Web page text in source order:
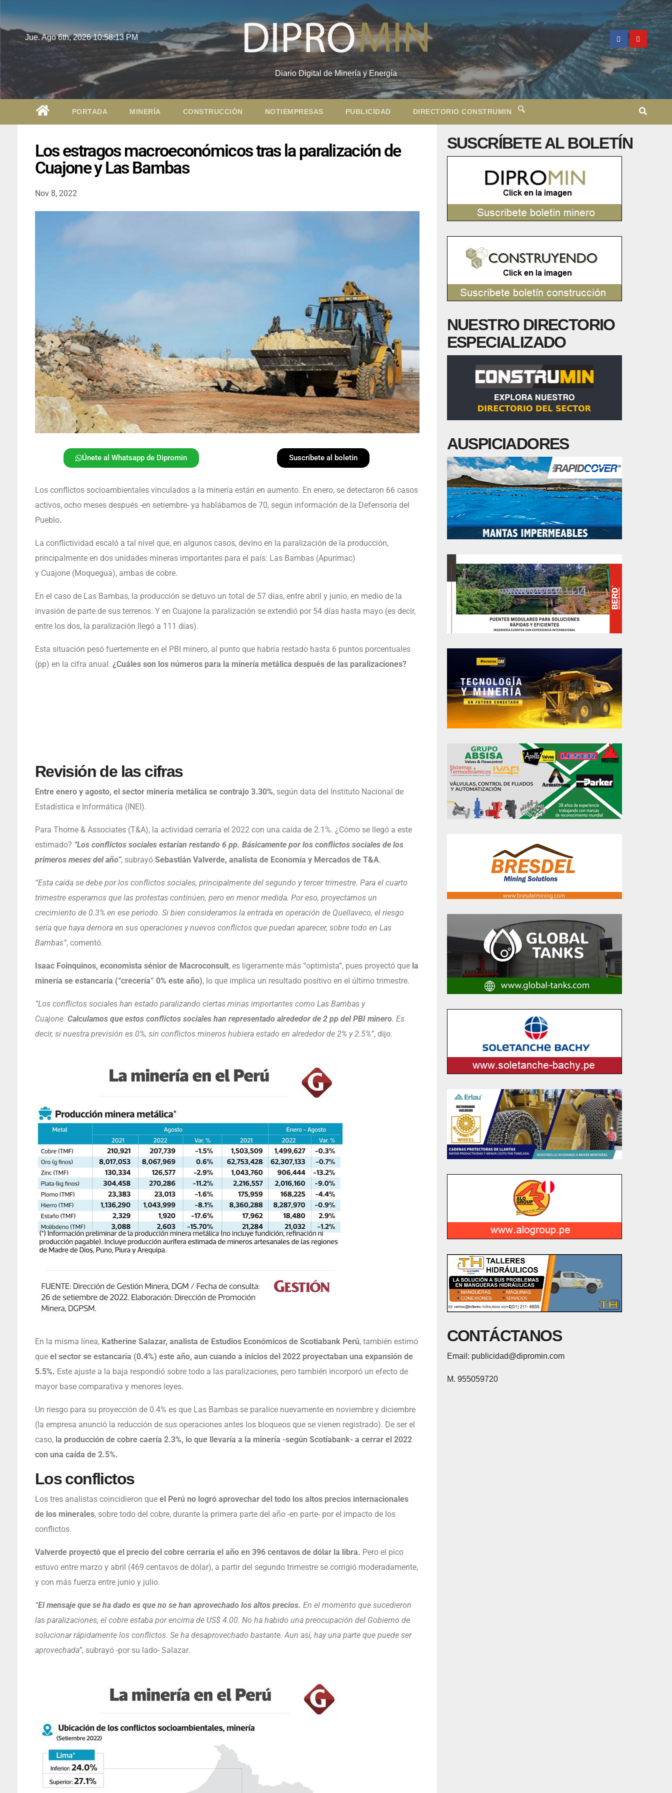
Jue. Ago 6th, 202610:58:14 PM
Diario Digital de Minería y Energía
PORTADA MINERÍA CONSTRUCCIÓN NOTIEMPRESAS PUBLICIDAD DIRECTORIO CONSTRUMIN
Los estragos macroeconómicos tras la paralización de
Cuajone y Las Bambas
Nov 8, 2022
Únete al Whatsapp de Dipromin Suscríbete al boletín
Los conflictos socioambientales vinculados a la minería están en aumento. En enero, se detectaron 66 casos
activos, ocho meses después -en setiembre- ya hablábamos de 70, según información de la Defensoría del
Pueblo.
La conflictividad escaló a tal nivel que, en algunos casos, devino en la paralización de la producción,
principalmente en dos unidades mineras importantes para el país: Las Bambas (Apurímac)
y Cuajone (Moquegua), ambas de cobre.
En el caso de Las Bambas, la producción se detuvo un total de 57 días, entre abril y junio, en medio de la
invasión de parte de sus terrenos. Y en Cuajone la paralización se extendió por 54 días hasta mayo (es decir,
entre los dos, la paralización llegó a 111 días).
Esta situación pesó fuertemente en el PBI minero, al punto que habría restado hasta 6 puntos porcentuales
(pp) en la cifra anual. ¿Cuáles son los números para la minería metálica después de las paralizaciones?
Revisión de las cifras
Entre enero y agosto, el sector minería metálica se contrajo 3.30%, según data del Instituto Nacional de
Estadística e Informática (INEI).
Para Thorne & Associates (T&A), la actividad cerraría el 2022 con una caída de 2.1%. ¿Cómo se llegó a este
estimado? “Los conflictos sociales estarían restando 6 pp. Básicamente por los conflictos sociales de los
primeros meses del año”, subrayó Sebastián Valverde, analista de Economía y Mercados de T&A.
“Esta caída se debe por los conflictos sociales, principalmente del segundo y tercer trimestre. Para el cuarto
trimestre esperamos que las protestas continúen, pero en menor medida. Por eso, proyectamos un
crecimiento de 0.3% en ese periodo. Si bien consideramos la entrada en operación de Quellaveco, el riesgo
sería que haya demora en sus operaciones y nuevos conflictos que puedan aparecer, sobre todo en Las
Bambas”, comentó.
Isaac Foinquinos, economista sénior de Macroconsult, es ligeramente más “optimista”, pues proyectó que la
minería se estancaría (“crecería” 0% este año), lo que implica un resultado positivo en el último trimestre.
“Los conflictos sociales han estado paralizando ciertas minas importantes como Las Bambas y
Cuajone. Calculamos que estos conflictos sociales han representado alrededor de 2 pp del PBI minero. Es
decir, si nuestra previsión es 0%, sin conflictos mineros hubiera estado en alrededor de 2% y 2.5%”, dijo.
En la misma línea, Katherine Salazar, analista de Estudios Económicos de Scotiabank Perú, también estimó
queel sector se estancaría (0.4%) este año, aun cuando a inicios del 2022 proyectaban una expansión de
5.5%. Este ajuste a la baja respondió sobre todo a las paralizaciones, pero también incorporó un efecto de
mayor base comparativa y menores leyes.
Un riesgo para su proyección de 0.4% es que Las Bambas se paralice nuevamente en noviembre y diciembre
(la empresa anunció la reducción de sus operaciones antes los bloqueos que se vienen registrado). De ser el
caso, la producción de cobre caería 2.3%, lo que llevaría a la minería -según Scotiabank- a cerrar el 2022
con una caída de 2.5%.
Los conflictos
Los tres analistas coincidieron que el Perú no logró aprovechar del todo los altos precios internacionales
de los minerales, sobre todo del cobre, durante la primera parte del año -en parte- por el impacto de los
conflictos.
Valverde proyectó que el precio del cobre cerraría el año en 396 centavos de dólar la libra. Pero el pico
estuvo entre marzo y abril (469 centavos de dólar), a partir del segundo trimestre se corrigió moderadamente,
y con más fuerza entre junio y julio.
“El mensaje que se ha dado es que no se han aprovechado los altos precios. En el momento que sucedieron
las paralizaciones, el cobre estaba por encima de US$ 4.00. No ha habido una preocupación del Gobierno de
solucionar rápidamente los conflictos. Se ha desaprovechado bastante. Aun así, hay una parte que puede ser
aprovechada”, subrayó -por su lado- Salazar.
SUSCRÍBETE AL BOLETÍN
NUESTRO DIRECTORIO
ESPECIALIZADO
AUSPICIADORES
CONTÁCTANOS
Email: publicidad@dipromin.com
M. 955059720